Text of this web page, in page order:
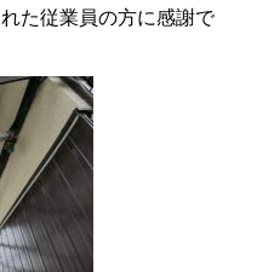
た従業員の方に感謝で